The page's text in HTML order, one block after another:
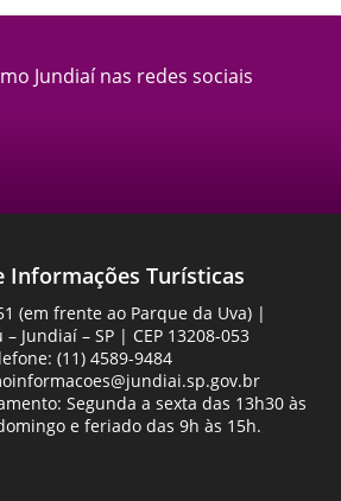
Jundiaí nas redes sociais
Informações Turísticas
(em frente ao Parque da Uva) |
Jundiaí – SP | CEP 13208-053
(11) 4589-9484
Segunda a sexta das 13h30 às
e feriado das 9h às 15h.